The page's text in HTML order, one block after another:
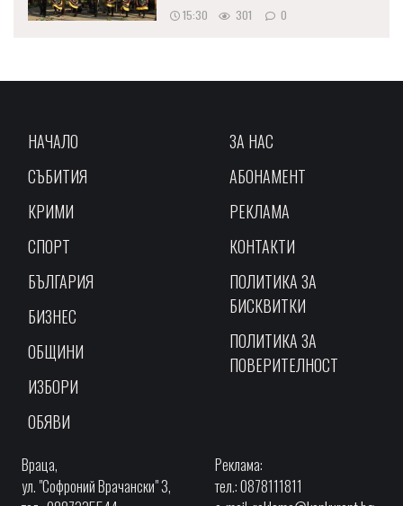
15:30 301 0
НАЧАЛО
СЪБИТИЯ
КРИМИ
СПОРТ
БЪЛГАРИЯ
БИЗНЕС
ОБЩИНИ
ИЗБОРИ
ОБЯВИ
ЗА НАС
АБОНАМЕНТ
РЕКЛАМА
КОНТАКТИ
ПОЛИТИКА ЗА
БИСКВИТКИ
ПОЛИТИКА ЗА
ПОВЕРИТЕЛНОСТ
Враца,
ул. "Софроний Врачански" 3,
Реклама:
тел.: 0878111811